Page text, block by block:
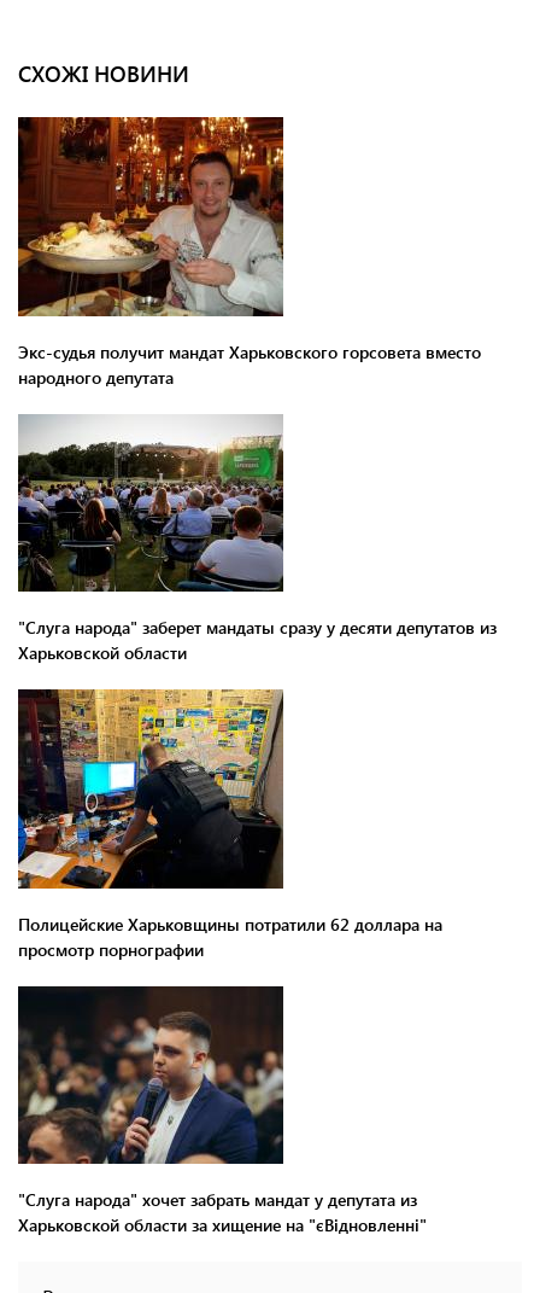
СХОЖІ НОВИНИ
Экс-судья получит мандат Харьковского горсовета вместо
народного депутата
"Слуга народа" заберет мандаты сразу у десяти депутатов из
Харьковской области
Полицейские Харьковщины потратили 62 доллара на
просмотр порнографии
"Слуга народа" хочет забрать мандат у депутата из
Харьковской области за хищение на "єВідновленні"